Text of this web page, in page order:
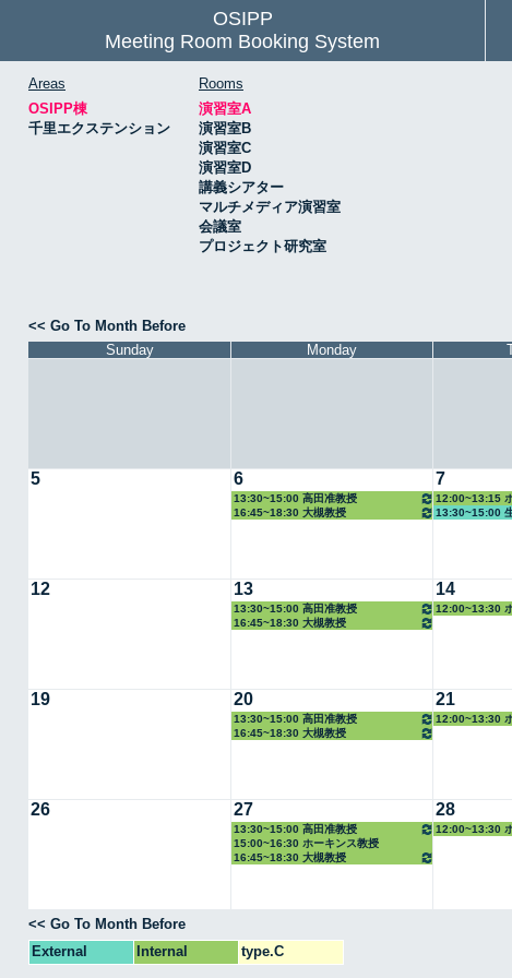
OSIPP
Meeting Room Booking System
Areas
OSIPP棟
千里エクステンション
Rooms
演習室A
演習室B
演習室C
演習室D
講義シアター
マルチメディア演習室
会議室
プロジェクト研究室
<< Go To Month Before
Sunday
Monday
5 6
13:30~15:00 高田准教授
16:45~18:30 大槻教授
7
12:00~13:15
13:30~15:00
12 13
13:30~15:00 高田准教授
16:45~18:30 大槻教授
14
12:00~13:30
19 20
13:30~15:00 高田准教授
16:45~18:30 大槻教授
21
12:00~13:30
26 27
13:30~15:00 高田准教授
15:00~16:30 ホーキンス教授
16:45~18:30 大槻教授
28
12:00~13:30
<< Go To Month Before
External
Internal type.C